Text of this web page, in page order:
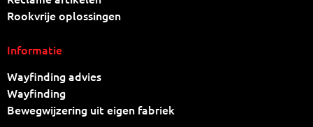
Rookvrije oplossingen
Informatie
Wayfinding advies
Wayfinding
Bewegwijzering uit eigen fabriek